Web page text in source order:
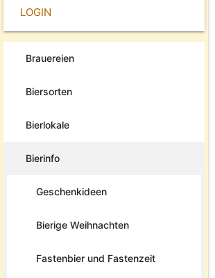
LOGIN
Brauereien
Biersorten
Bierlokale
Bierinfo
Geschenkideen
Bierige Weihnachten
Fastenbier und Fastenzeit